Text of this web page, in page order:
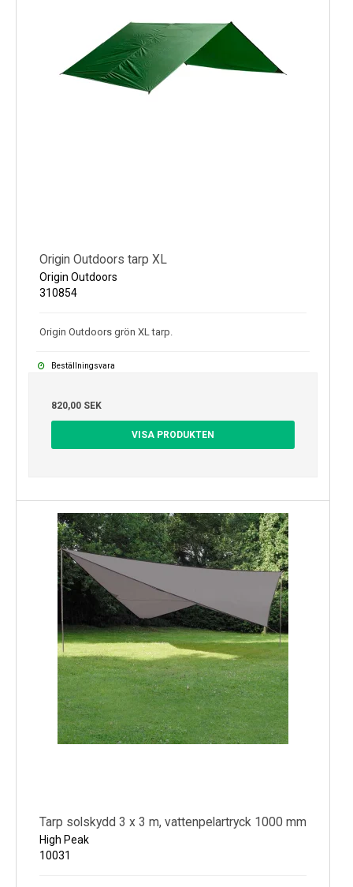
Erbjudanden
Origin Outdoors tarp XL
Origin Outdoors
310854
Origin Outdoors grön XL tarp.
Beställningsvara
820,00 SEK
VISA PRODUKTEN
Tarp solskydd 3 x 3 m, vattenpelartryck 1000 mm
High Peak
10031